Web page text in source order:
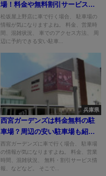
場！料金や無料割引サービス
は？
松坂屋上野店に車で行く場合、 駐車場の
情報が気になりますよね。 料金、営業時
間、混雑状況、 車でのアクセス方法、 周
辺に予約できる安い駐車...
兵庫県
西宮ガーデンズは料金無料の駐
車場？周辺の安い駐車場も紹
介！
西宮ガーデンズに車で行く場合、 駐車場
の情報が気になりますよね。 料金、営業
時間、混雑状況、 無料・割引サービス情
報、などなど。 そこで...